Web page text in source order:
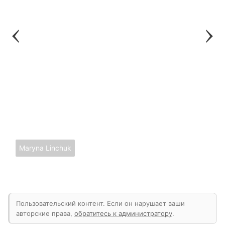
Maryna Linchuk
Пользовательский контент. Если он нарушает ваши
авторские права, обратитесь к администратору.